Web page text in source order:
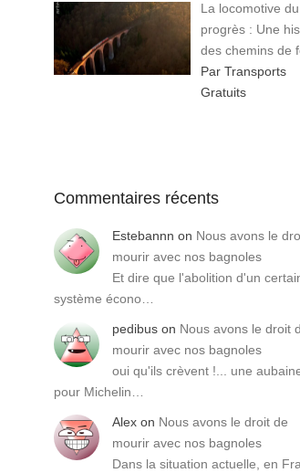
La locomotive du
progrès : Une
des chemins de
Par Transports
Gratuits
Commentaires récents
Estebannn on Nous avons le
mourir avec nos bagnoles
Et dire que l'abolition d'un
système écono…
pedibus on Nous avons le droit
mourir avec nos bagnoles
oui qu'ils crèvent !... une
pour Michelin…
Alex on Nous avons le droit de
mourir avec nos bagnoles
Dans la situation actuelle, en